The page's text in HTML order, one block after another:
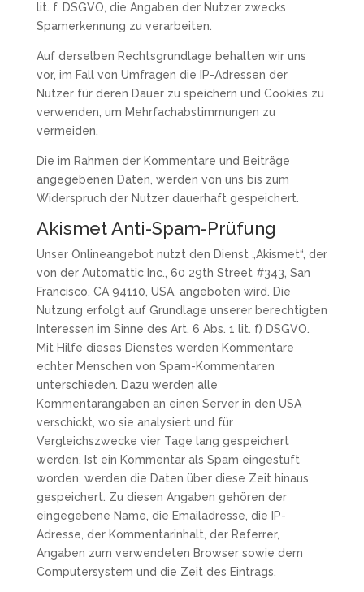
lit. f. DSGVO, die Angaben der Nutzer zwecks
Spamerkennung zu verarbeiten.
Auf derselben Rechtsgrundlage behalten wir uns
vor, im Fall von Umfragen die IP-Adressen der
Nutzer für deren Dauer zu speichern und Cookies zu
verwenden, um Mehrfachabstimmungen zu
vermeiden.
Die im Rahmen der Kommentare und Beiträge
angegebenen Daten, werden von uns bis zum
Widerspruch der Nutzer dauerhaft gespeichert.
Akismet Anti-Spam-Prüfung
Unser Onlineangebot nutzt den Dienst „Akismet“, der
von der Automattic Inc., 60 29th Street #343, San
Francisco, CA 94110, USA, angeboten wird. Die
Nutzung erfolgt auf Grundlage unserer berechtigten
Interessen im Sinne des Art. 6 Abs. 1 lit. f) DSGVO.
Mit Hilfe dieses Dienstes werden Kommentare
echter Menschen von Spam-Kommentaren
unterschieden. Dazu werden alle
Kommentarangaben an einen Server in den USA
verschickt, wo sie analysiert und für
Vergleichszwecke vier Tage lang gespeichert
werden. Ist ein Kommentar als Spam eingestuft
worden, werden die Daten über diese Zeit hinaus
gespeichert. Zu diesen Angaben gehören der
eingegebene Name, die Emailadresse, die IP-
Adresse, der Kommentarinhalt, der Referrer,
Angaben zum verwendeten Browser sowie dem
Computersystem und die Zeit des Eintrags.